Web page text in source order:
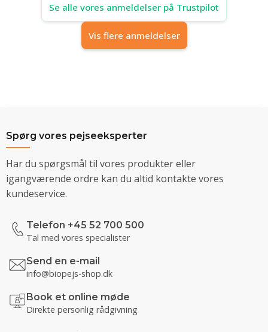
Se alle vores anmeldelser på Trustpilot
Vis flere anmeldelser
Spørg vores pejseeksperter
Har du spørgsmål til vores produkter eller
igangværende ordre kan du altid kontakte vores
kundeservice.
Telefon +45 52 700 500
Tal med vores specialister
Send en e-mail
info@biopejs-shop.dk
Book et online møde
Direkte personlig rådgivning